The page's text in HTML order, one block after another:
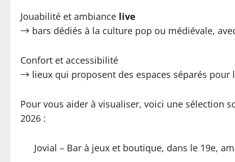
Jouabilité et ambiance live
→ bars dédiés à la culture pop ou médiévale,
Confort et accessibilité
→ lieux qui proposent des espaces séparés pour
Pour vous aider à visualiser, voici une sélection
2026 :
Jovial – Bar à jeux et boutique, dans le 19e,